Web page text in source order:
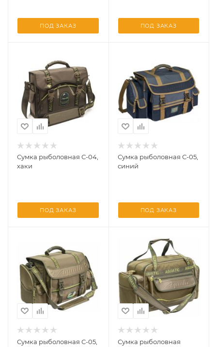
ПОД ЗАКАЗ ПОД ЗАКАЗ
Сумка рыболовная С-04,
хаки
ПОД ЗАКАЗ
Сумка рыболовная С-05,
синий
ПОД ЗАКАЗ
Сумка рыболовная С-05,
Сумка рыболовная